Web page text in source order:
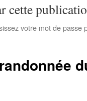
cette
votre mot de passe